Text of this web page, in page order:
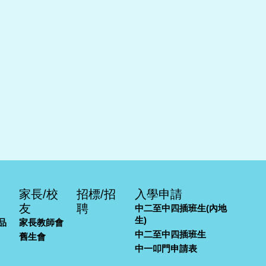
家長/校
友
家長教師會
舊生會
招標/招
聘
入學申請
中二至中四插班生(內地
生)
中二至中四插班生
中一叩門申請表